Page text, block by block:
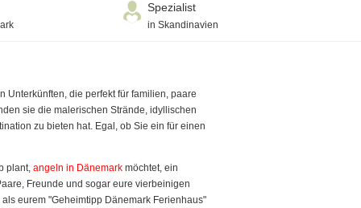
Spezialist
in Skandinavien
die perfekt für familien, paare
sie die malerischen Strände, idyllischen
zu bieten hat. Egal, ob Sie ein für einen
plant, angeln in Dänemark möchtet, ein
Freunde und sogar eure vierbeinigen
eurem "Geheimtipp Dänemark Ferienhaus"